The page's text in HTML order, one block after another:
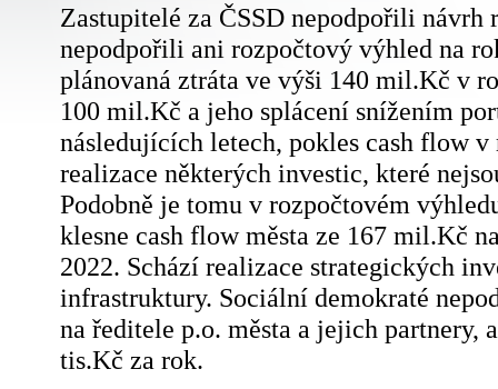
Zastupitelé za ČSSD nepodpořili návrh
nepodpořili ani rozpočtový výhled na
plánovaná ztráta ve výši 140 mil.Kč v
100 mil.Kč a jeho splácení snížením
následujících letech, pokles cash flow
realizace některých investic, které
Podobně je tomu v rozpočtovém
klesne cash flow města ze 167 mil.Kč
2022. Schází realizace strategických
infrastruktury. Sociální demokraté
na ředitele p.o. města a jejich partnery,
tis.Kč za rok.